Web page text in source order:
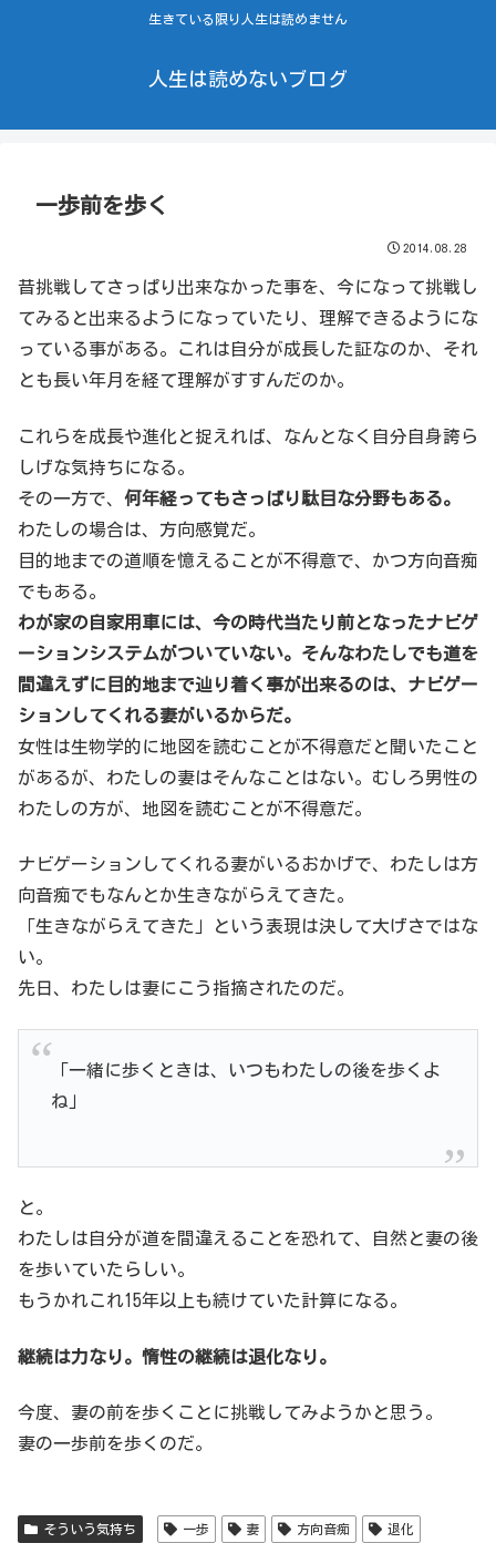
生きている限り人生は読めません
人生は読めないブログ
一歩前を歩く
2014.08.28
昔挑戦してさっぱり出来なかった事を、今になって挑戦し
てみると出来るようになっていたり、理解できるようにな
っている事がある。これは自分が成長した証なのか、それ
とも長い年月を経て理解がすすんだのか。
これらを成長や進化と捉えれば、なんとなく自分自身誇ら
しげな気持ちになる。
その一方で、 何年経ってもさっぱり駄目な分野もある。
わたしの場合は、方向感覚だ。
目的地までの道順を憶えることが不得意で、かつ方向音痴
でもある。
わが家の自家用車には、今の時代当たり前となったナビゲ
ーションシステムがついていない。そんなわたしでも道を
間違えずに目的地まで辿り着く事が出来るのは、ナビゲー
ションしてくれる妻がいるからだ。
女性は生物学的に地図を読むことが不得意だと聞いたこと
があるが、わたしの妻はそんなことはない。むしろ男性の
わたしの方が、地図を読むことが不得意だ。
ナビゲーションしてくれる妻がいるおかげで、わたしは方
向音痴でもなんとか生きながらえてきた。
「生きながらえてきた」という表現は決して大げさではな
い。
先日、わたしは妻にこう指摘されたのだ。
「一緒に歩くときは、いつもわたしの後を歩くよ
ね」
と。
わたしは自分が道を間違えることを恐れて、自然と妻の後
を歩いていたらしい。
もうかれこれ15年以上も続けていた計算になる。
継続は力なり。惰性の継続は退化なり。
今度、妻の前を歩くことに挑戦してみようかと思う。
妻の一歩前を歩くのだ。
そういう気持ち 一歩 妻 方向音痴 退化